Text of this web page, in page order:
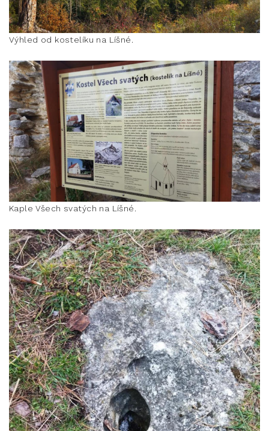
Výhled od kostelíku na Líšné.
Kaple Všech svatých na Líšné.